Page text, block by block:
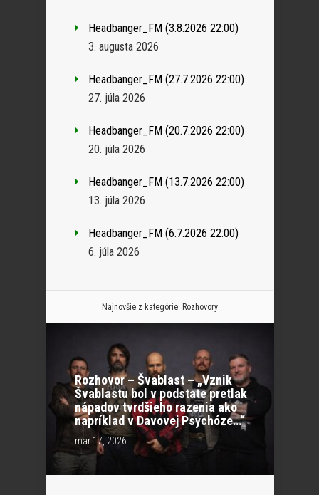
Headbanger_FM (3.8.2026 22:00)
3. augusta 2026
Headbanger_FM (27.7.2026 22:00)
27. júla 2026
Headbanger_FM (20.7.2026 22:00)
20. júla 2026
Headbanger_FM (13.7.2026 22:00)
13. júla 2026
Headbanger_FM (6.7.2026 22:00)
6. júla 2026
Najnovšie z kategórie: Rozhovory
Rozhovor – Švablast – „Vznik
Švablastu bol v podstate pretlak
nápadov tvrdšieho razenia ako
napríklad v Davovej Psychóze…“
mar 17, 2026